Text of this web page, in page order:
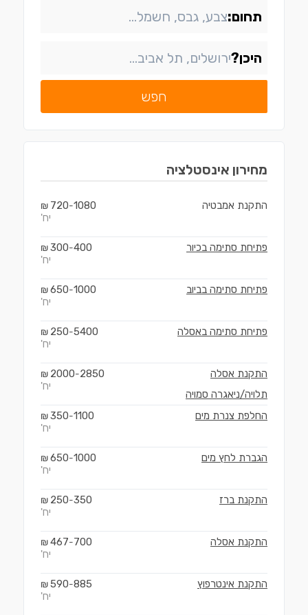
תחום:
היכן?
חפש
מחירון אינסטלציה
התקנת אמבטיה 720-1080
₪
יח'
פתיחת סתימה בכיור 300-400
₪
יח'
פתיחת סתימה בביוב 650-1000
₪
יח'
פתיחת סתימה באסלה 250-5400
₪
יח'
התקנת אסלה
תלויה/ניאגרה סמויה
2000-2850
₪
יח'
החלפת צנרת מים 350-1100
₪
יח'
הגברת לחץ מים 650-1000
₪
יח'
התקנת ברז 250-350
₪
יח'
התקנת אסלה 467-700
₪
יח'
התקנת אינטרפוץ 590-885
₪
יח'